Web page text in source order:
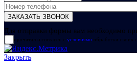
Для отправки формы вам необходимо
прочитал и согласен с условиями обработки своих
Закрыть